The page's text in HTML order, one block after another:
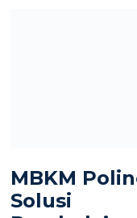
MBKM
Solusi